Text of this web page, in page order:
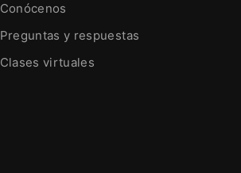
Conócenos
Preguntas y respuestas
Clases virtuales